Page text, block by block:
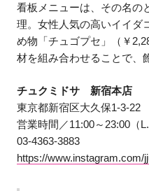
看板メニューは、その名の
理。女性人気の高いイイダ
め物「チュゴプセ」（￥
材を組み合わせることで、
チュクミドサ 新宿本店
東京都新宿区大久保1-3-22
営業時間／11:00～23:00（
03-4363-3883
https://www.instagram.com/